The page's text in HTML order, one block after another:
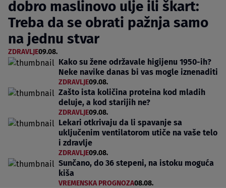
dobro maslinovo ulje ili škart:
Treba da se obrati pažnja samo
na jednu stvar
ZDRAVLJE09.08.
Kako su žene održavale higijenu 1950-ih?
Neke navike danas bi vas mogle iznenaditi
ZDRAVLJE09.08.
Zašto ista količina proteina kod mladih
deluje, a kod starijih ne?
ZDRAVLJE09.08.
Lekari otkrivaju da li spavanje sa
uključenim ventilatorom utiče na vaše telo
i zdravlje
ZDRAVLJE09.08.
Sunčano, do 36 stepeni, na istoku moguća
kiša
VREMENSKA PROGNOZA08.08.